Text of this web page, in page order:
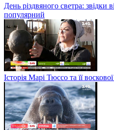
День різдвяного светра: звідки
популярний
Історія Марі Тюссо та її воскової